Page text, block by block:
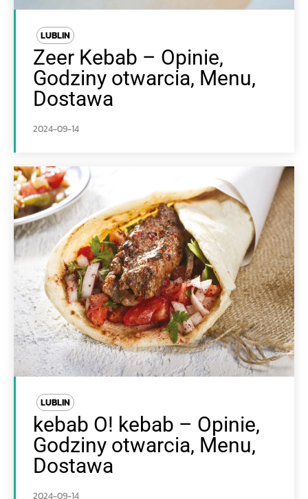
LUBLIN
Zeer Kebab – Opinie,
Godziny otwarcia, Menu,
Dostawa
2024-09-14
LUBLIN
kebab O! kebab – Opinie,
Godziny otwarcia, Menu,
Dostawa
2024-09-14